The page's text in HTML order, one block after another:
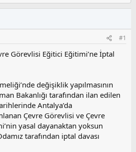
#1
Görevlisi Eğitici Eğitimi’ne İptal
değişiklik yapılmasının
Bakanlığı tarafından ilan edilen
Antalya’da
Çevre Görevlisi ve Çevre
yasal dayanaktan yoksun
tarafından iptal davası